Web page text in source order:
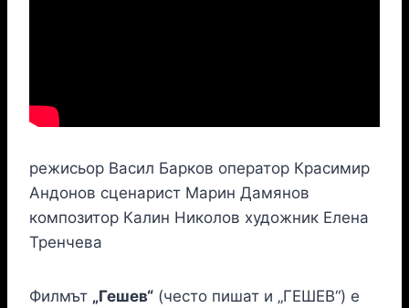
режисьор Васил Барков оператор Красимир
Андонов сценарист Марин Дамянов
композитор Калин Николов художник Елена
Тренчева
Филмът „Гешев“ (често пишат и „ГЕШЕВ“) е